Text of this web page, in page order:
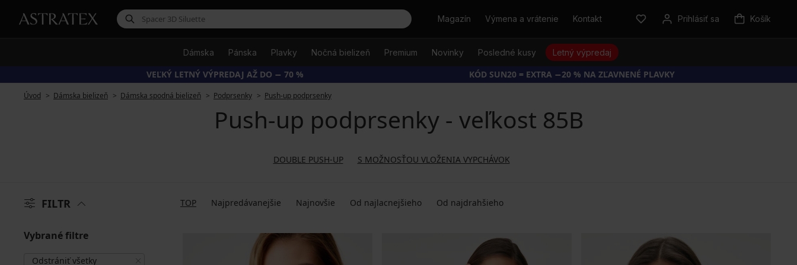
HľadaťMagazín Výmena a vrátenie Kontakt Prihlásiť sa Košík
Dámska Pánska Plavky Nočná bielizeň Premium Novinky Posledné kusy Letný výpredaj
VEĽKÝ LETNÝ VÝPREDAJ AŽ DO − 70 % KÓD SUN20 = EXTRA −20 % NA ZĽAVNENÉ PLAVKY
Úvod Dámska bielizeň Dámska spodná bielizeň Podprsenky Push-up podprsenky
Push-up podprsenky - veľkost 85B
DOUBLE PUSH-UP S MOŽNOSŤOU VLOŽENIA VYPCHÁVOK
FILTR TOP Najpredávanejšie Najnovšie Od najlacnejšieho Od najdrahšieho
Vybrané filtre
Odstrániť všetky